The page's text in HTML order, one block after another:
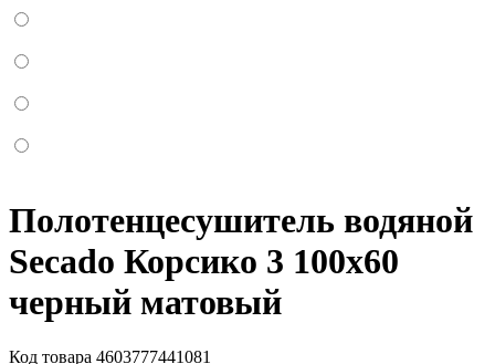
Полотенцесушитель водяной
Secado Корсико 3 100x60
черный матовый
Код товара 4603777441081